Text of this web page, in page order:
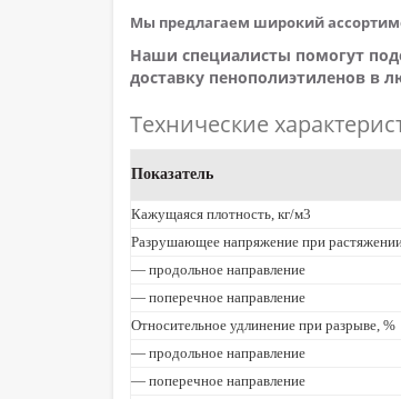
Мы предлагаем широкий
Наши специалисты помогут
доставку пенополиэтиленов в
Технические
Показатель
Кажущаяся плотность, кг/м3
Разрушающее напряжение при
— продольное направление
— поперечное направление
Относительное удлинение при разрыве, %
— продольное направление
— поперечное направление